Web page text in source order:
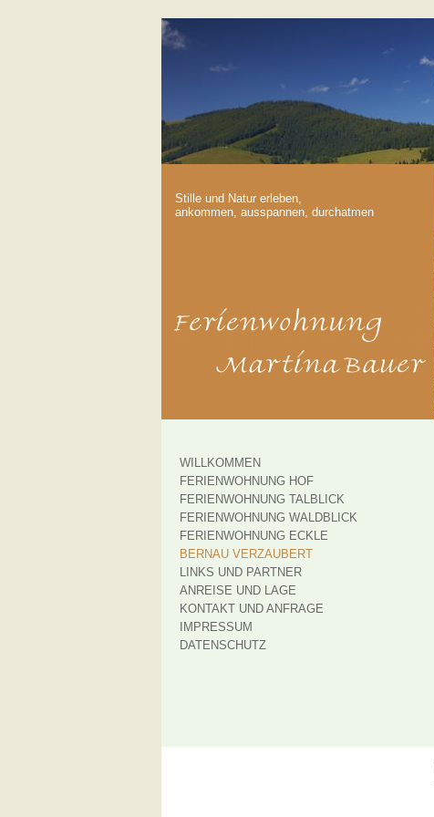
Stille und Natur erleben,
ankommen, ausspannen, durchatmen
WILLKOMMEN
FERIENWOHNUNG HOF
FERIENWOHNUNG TALBLICK
FERIENWOHNUNG WALDBLICK
FERIENWOHNUNG ECKLE
BERNAU VERZAUBERT
LINKS UND PARTNER
ANREISE UND LAGE
KONTAKT UND ANFRAGE
IMPRESSUM
DATENSCHUTZ